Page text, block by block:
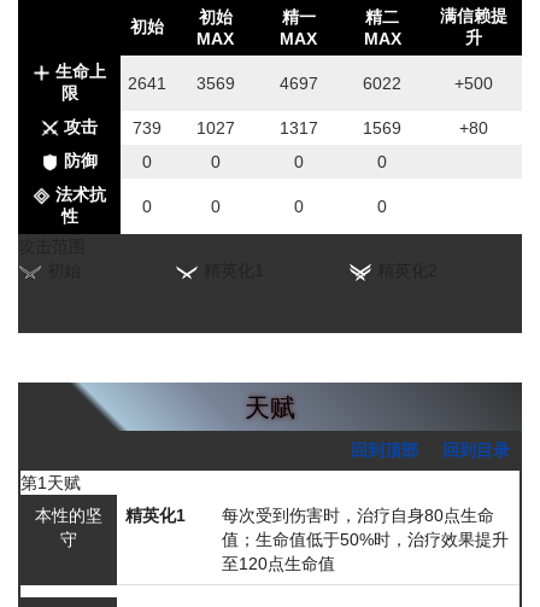
初始
初始
MAX
精一
MAX
精二
MAX
满信赖提
升
生命上
限
2641 3569 4697 6022 +500
攻击 739 1027 1317 1569
+80
防御
0 0 0
0
法术抗
性
0 0 0 0
天赋
回到顶部
回到目录
第1天赋
本性的坚
守
精英化1
每次受到伤害时，治疗自身80点生命
值；生命值低于50%时，治疗效果提升
至120点生命值